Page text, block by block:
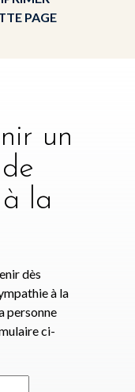
PAGE
un
la
dès
à la
personne
ci-